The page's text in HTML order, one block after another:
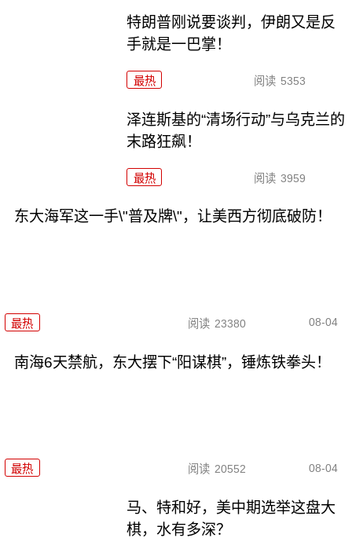
特朗普刚说要谈判，伊朗又是反
手就是一巴掌！
最热 阅读 5353
泽连斯基的“清场行动”与乌克兰的
末路狂飙！
最热 阅读 3959
东大海军这一手\"普及牌\"，让美西方彻底破防！
最热 阅读 23380 08-04
南海6天禁航，东大摆下“阳谋棋”，锤炼铁拳头！
最热 阅读 20552 08-04
马、特和好，美中期选举这盘大
棋，水有多深？